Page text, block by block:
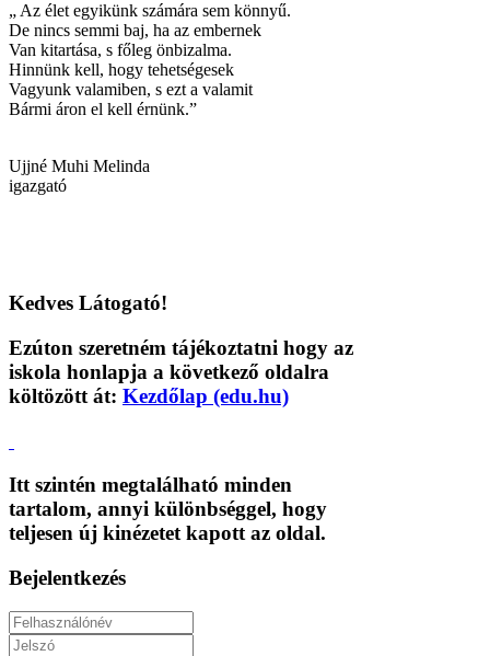
„ Az élet egyikünk számára sem könnyű.
De nincs semmi baj, ha az embernek
Van kitartása, s főleg önbizalma.
Hinnünk kell, hogy tehetségesek
Vagyunk valamiben, s ezt a valamit
Bármi áron el kell érnünk.”
Ujjné Muhi Melinda
igazgató
Kedves Látogató!
Ezúton szeretném tájékoztatni hogy az
iskola honlapja a következő oldalra
költözött át: Kezdőlap (edu.hu)
Itt szintén megtalálható minden
tartalom, annyi különbséggel, hogy
teljesen új kinézetet kapott az oldal.
Bejelentkezés